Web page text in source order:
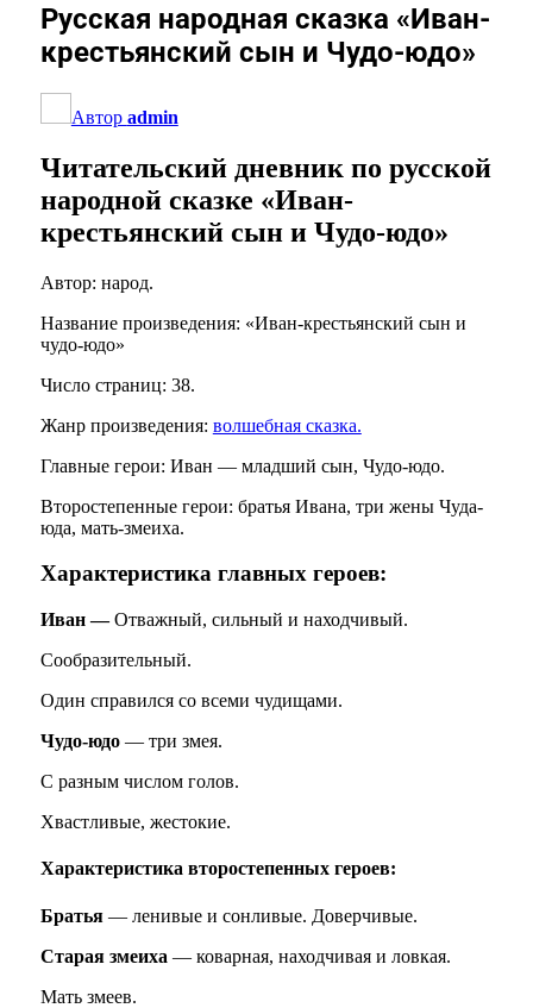
Русская народная сказка «Иван-
крестьянский сын и Чудо-юдо»
Автор admin
Читательский дневник по русской
народной сказке «Иван-
крестьянский сын и Чудо-юдо»
Автор: народ.
Название произведения: «Иван-крестьянский сын и
чудо-юдо»
Число страниц: 38.
Жанр произведения: волшебная сказка.
Главные герои: Иван — младший сын, Чудо-юдо.
Второстепенные герои: братья Ивана, три жены Чуда-
юда, мать-змеиха.
Характеристика главных героев:
Иван —Отважный, сильный и находчивый.
Сообразительный.
Один справился со всеми чудищами.
Чудо-юдо— три змея.
С разным числом голов.
Хвастливые, жестокие.
Характеристика второстепенных героев:
Братья— ленивые и сонливые. Доверчивые.
Старая змеиха — коварная, находчивая и ловкая.
Мать змеев.